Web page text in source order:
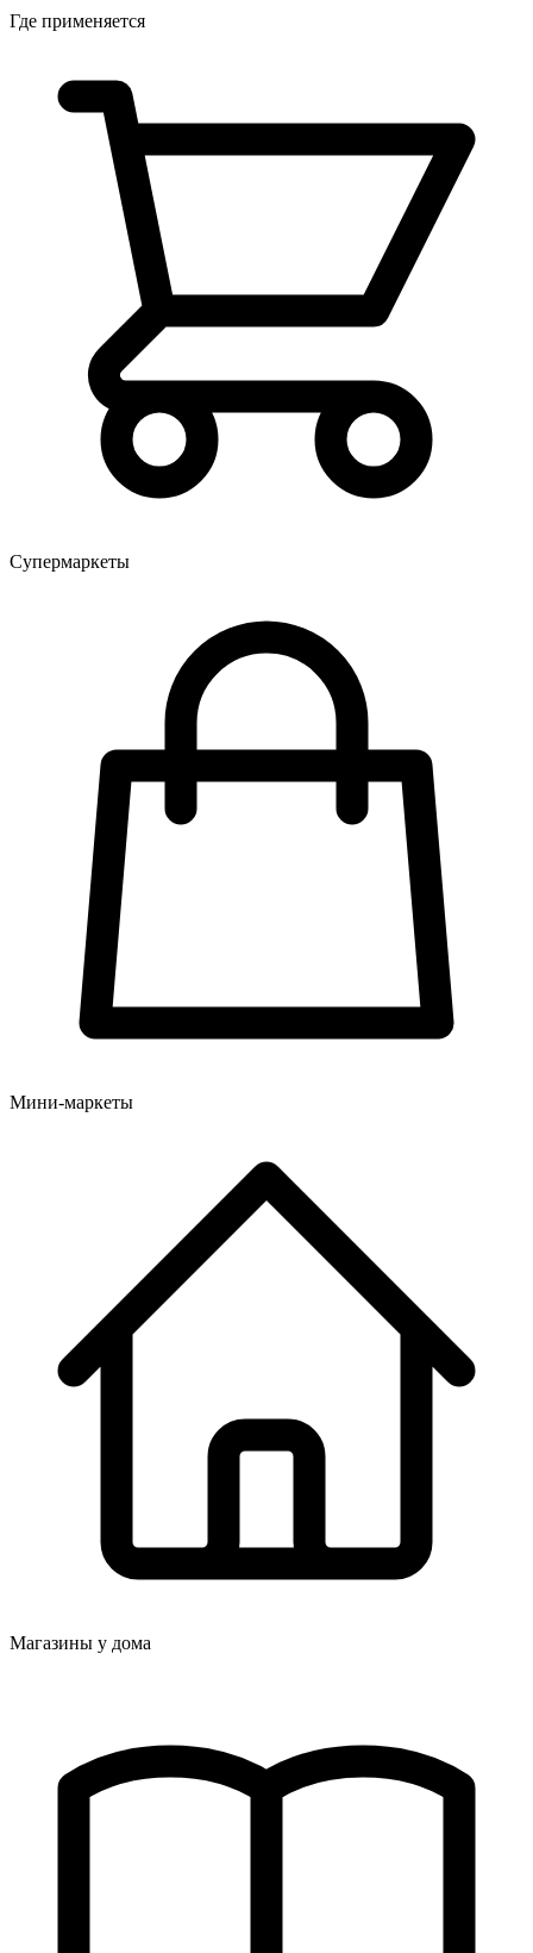
Где применяется
Супермаркеты
Мини-маркеты
Магазины у дома